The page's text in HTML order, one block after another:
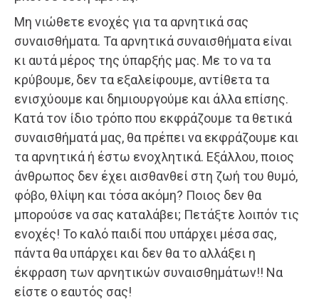
Μη νιώθετε ενοχές για τα αρνητικά σας
συναισθήματα. Τα αρνητικά συναισθήματα είναι
κι αυτά μέρος της ύπαρξής μας. Με το να τα
κρύβουμε, δεν τα εξαλείφουμε, αντίθετα τα
ενισχύουμε και δημιουργούμε και άλλα επίσης.
Κατά τον ίδιο τρόπο που εκφράζουμε τα θετικά
συναισθήματά μας, θα πρέπει να εκφράζουμε και
τα αρνητικά ή έστω ενοχλητικά. Εξάλλου, ποιος
άνθρωπος δεν έχει αισθανθεί στη ζωή του θυμό,
φόβο, θλίψη και τόσα ακόμη? Ποιος δεν θα
μπορούσε να σας καταλάβει; Πετάξτε λοιπόν τις
ενοχές! Το καλό παιδί που υπάρχει μέσα σας,
πάντα θα υπάρχει και δεν θα το αλλάξει η
έκφραση των αρνητικών συναισθημάτων!! Να
είστε ο εαυτός σας!